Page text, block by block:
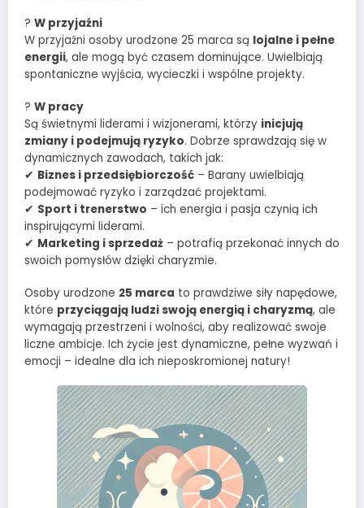
? W przyjaźni
W przyjaźni osoby urodzone 25 marca są lojalne i pełne
energii, ale mogą być czasem dominujące. Uwielbiają
spontaniczne wyjścia, wycieczki i wspólne projekty.
? W pracy
Są świetnymi liderami i wizjonerami, którzy inicjują
zmiany i podejmują ryzyko. Dobrze sprawdzają się w
dynamicznych zawodach, takich jak:
✔ Biznes i przedsiębiorczość – Barany uwielbiają
podejmować ryzyko i zarządzać projektami.
✔ Sport i trenerstwo – ich energia i pasja czynią ich
inspirującymi liderami.
✔ Marketing i sprzedaż – potrafią przekonać innych do
swoich pomysłów dzięki charyzmie.
Osoby urodzone 25 marca to prawdziwe siły napędowe,
które przyciągają ludzi swoją energią i charyzmą, ale
wymagają przestrzeni i wolności, aby realizować swoje
liczne ambicje. Ich życie jest dynamiczne, pełne wyzwań i
emocji – idealne dla ich nieposkromionej natury!